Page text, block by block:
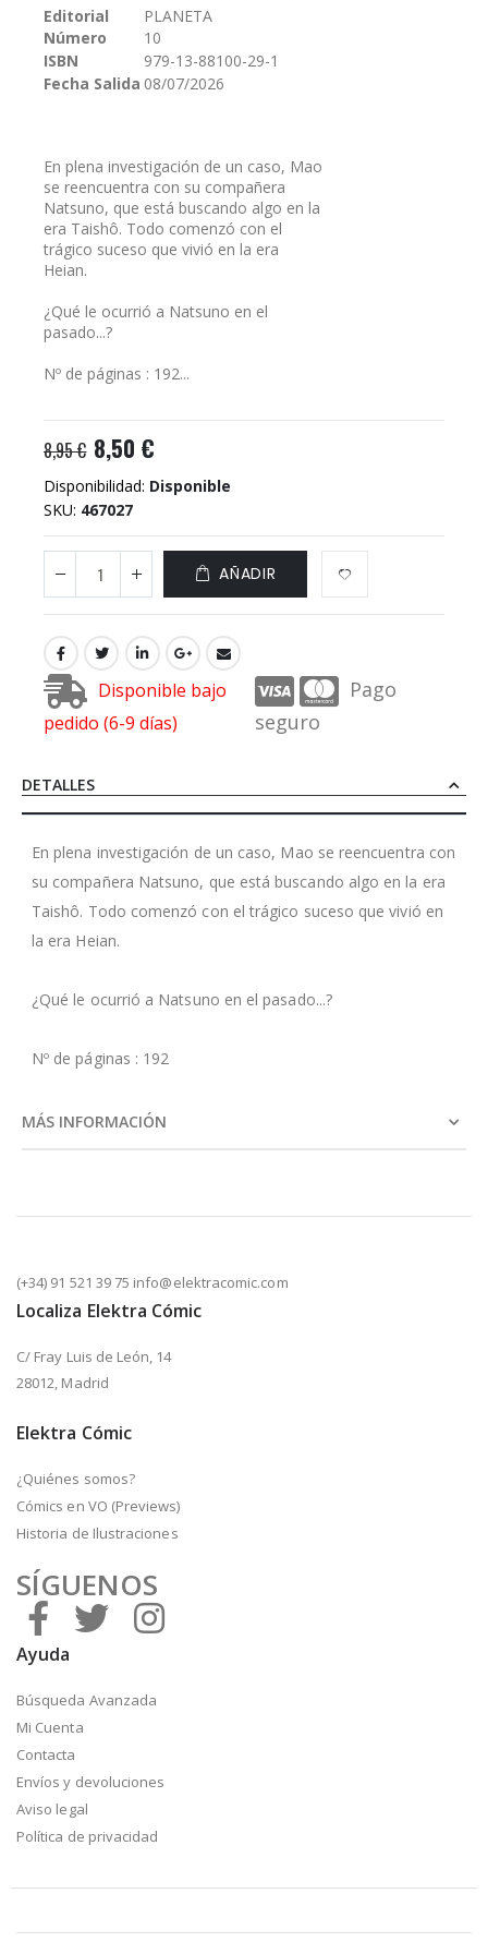
galería
imágenes
Editorial
PLANETA
Número
10
ISBN
979-13-88100-29-1
Fecha Salida 08/07/2026
En plena investigación de un caso, Mao
se reencuentra con su compañera
Natsuno, que está buscando algo en la
era Taishô. Todo comenzó con el
trágico suceso que vivió en la era
Heian.
¿Qué le ocurrió a Natsuno en el
pasado...?
Nº de páginas : 192...
8,95 € 8,50 €
Disponibilidad: Disponible
SKU 467027
AÑADIR
Disponible bajo
pedido (6-9 días)
Pago
seguro
DETALLES
En plena investigación de un caso, Mao se reencuentra con
su compañera Natsuno, que está buscando algo en la era
Taishô. Todo comenzó con el trágico suceso que vivió en
la era Heian.
¿Qué le ocurrió a Natsuno en el pasado...?
Nº de páginas : 192
MÁS INFORMACIÓN
(+34) 91 521 39 75 info@elektracomic.com
Localiza Elektra Cómic
C/ Fray Luis de León, 14
28012, Madrid
Elektra Cómic
¿Quiénes somos?
Cómics en VO (Previews)
Historia de Ilustraciones
SÍGUENOS
Ayuda
Búsqueda Avanzada
Mi Cuenta
Contacta
Envíos y devoluciones
Aviso legal
Política de privacidad